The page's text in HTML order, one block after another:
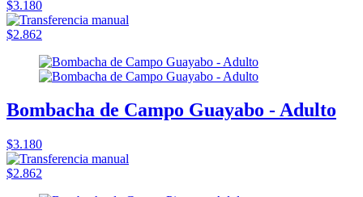
$3.180
$2.862
Bombacha de Campo Guayabo - Adulto
$3.180
$2.862